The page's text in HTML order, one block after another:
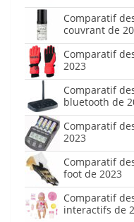
Comparatif
couvrant de
Comparatif
2023
Comparatif
bluetooth de
Comparatif
2023
Comparatif
foot de 2023
Comparatif
interactifs de